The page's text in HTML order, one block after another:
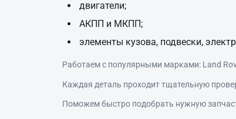
двигатели;
АКПП и МКПП;
элементы кузова, подвески,
Работаем с популярными марками: Land
Каждая деталь проходит тщательную
Поможем быстро подобрать нужную